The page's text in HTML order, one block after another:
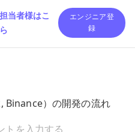
当者様はこ
エンジニア登
録
Binance）の開発の流れ